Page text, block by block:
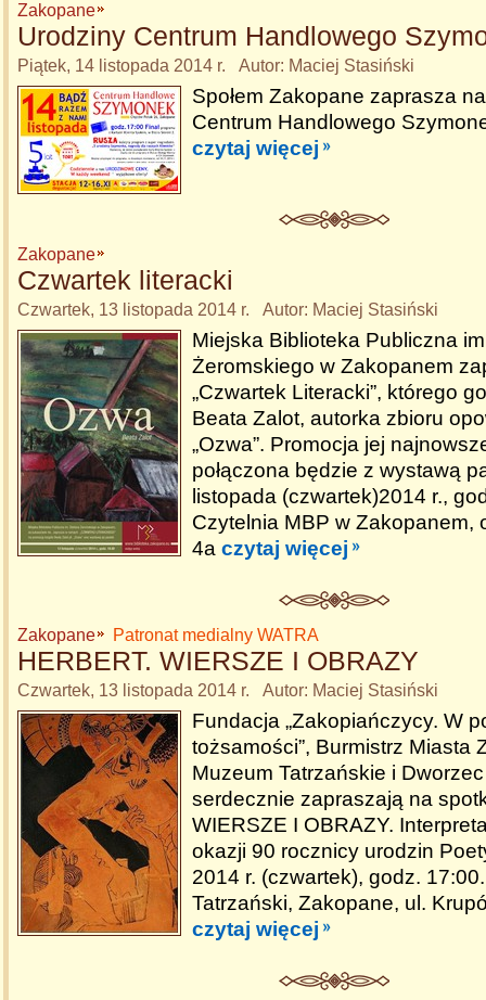
Zakopane
Urodziny Centrum Handlowego
Piątek, 14 listopada 2014 r. Autor: Maciej Stasiński
Społem Zakopane zaprasza
Centrum Handlowego
czytaj więcej
Zakopane
Czwartek literacki
Czwartek, 13 listopada 2014 r. Autor: Maciej Stasiński
Miejska Biblioteka Publiczna
Żeromskiego w Zakopanem
„Czwartek Literacki”, którego
Beata Zalot, autorka zbioru
„Ozwa”. Promocja jej
połączona będzie z wystawą
listopada (czwartek)2014 r.,
Czytelnia MBP w Zakopanem,
4a czytaj więcej
Zakopane Patronat medialny WATRA
HERBERT. WIERSZE I OBRAZY
Czwartek, 13 listopada 2014 r. Autor: Maciej Stasiński
Fundacja „Zakopiańczycy. W
tożsamości”, Burmistrz Miasta
Muzeum Tatrzańskie i
serdecznie zapraszają na
WIERSZE I OBRAZY.
okazji 90 rocznicy urodzin
2014 r. (czwartek), godz.
Tatrzański, Zakopane, ul.
czytaj więcej